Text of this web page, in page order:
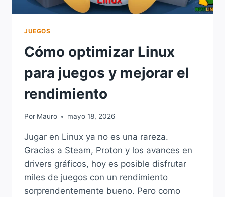
JUEGOS
Cómo optimizar Linux
para juegos y mejorar el
rendimiento
Por Mauro mayo 18, 2026
Jugar en Linux ya no es una rareza.
Gracias a Steam, Proton y los avances en
drivers gráficos, hoy es posible disfrutar
miles de juegos con un rendimiento
sorprendentemente bueno. Pero como